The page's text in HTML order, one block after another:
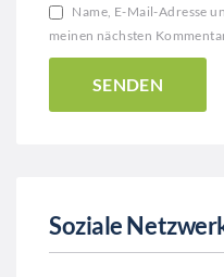
Name, E-Mail-Adresse
meinen nächsten
Soziale